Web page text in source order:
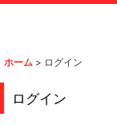
ホーム > ログイン
ログイン